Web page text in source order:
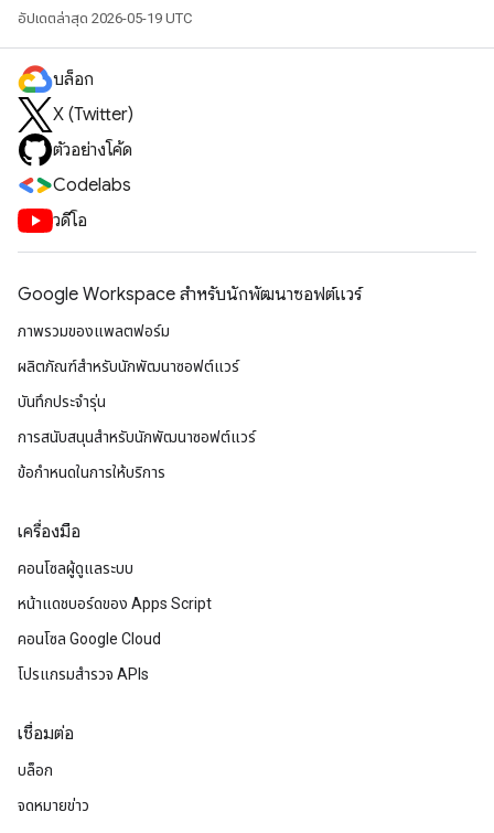
อัปเดตล่าสุด 2026-05-19 UTC
บล็อก
X (Twitter)
ตัวอย่างโค้ด
Codelabs
วิดีโอ
Google Workspace สําหรับนักพัฒนาซอฟต์แวร์
ภาพรวมของแพลตฟอร์ม
ผลิตภัณฑ์สําหรับนักพัฒนาซอฟต์แวร์
บันทึกประจำรุ่น
การสนับสนุนสำหรับนักพัฒนาซอฟต์แวร์
ข้อกำหนดในการให้บริการ
เครื่องมือ
คอนโซลผู้ดูแลระบบ
หน้าแดชบอร์ดของ Apps Script
คอนโซล Google Cloud
โปรแกรมสำรวจ APIs
เชื่อมต่อ
บล็อก
จดหมายข่าว